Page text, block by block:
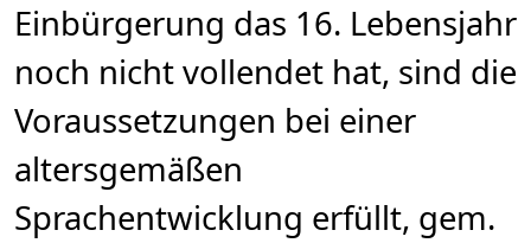
Einbürgerung das 16. Lebensjahr
noch nicht vollendet hat, sind die
Voraussetzungen bei einer
altersgemäßen
Sprachentwicklung erfüllt, gem.